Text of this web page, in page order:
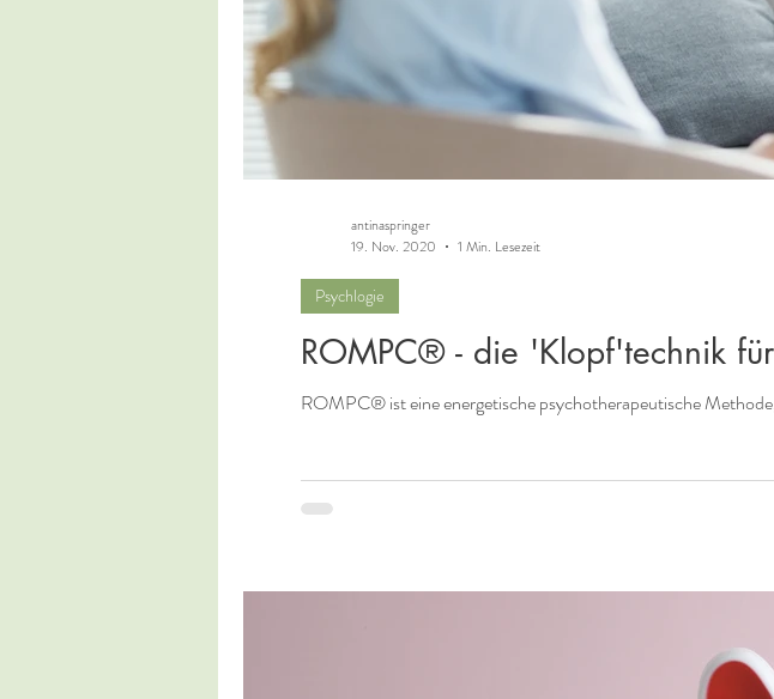
ROMPC® - die 'Klopf'technik
ROMPC® ist eine energetische psychotherapeutische
Psychlogie
antinaspringer
19. Nov. 2020
1 Min. Lesezeit